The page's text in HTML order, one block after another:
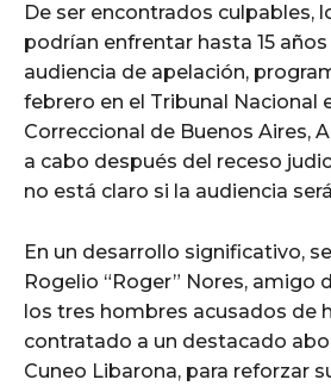
De ser encontrados culpables,
podrían enfrentar hasta 15
audiencia de apelación,
febrero en el Tribunal Nacional
Correccional de Buenos Aires,
a cabo después del receso
no está claro si la audiencia
En un desarrollo significativo,
Rogelio “Roger” Nores, amigo
los tres hombres acusados de
contratado a un destacado
Cuneo Libarona, para reforzar